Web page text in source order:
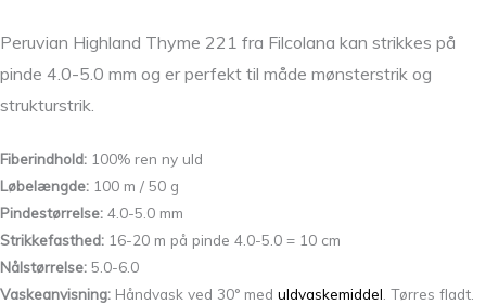
Peruvian Highland Thyme 221 fra Filcolana kan strikkes på
pinde 4.0-5.0 mm og er perfekt til måde mønsterstrik og
strukturstrik.
Fiberindhold: 100% ren ny uld
Løbelængde: 100 m / 50 g
Pindestørrelse: 4.0-5.0 mm
Strikkefasthed: 16-20 m på pinde 4.0-5.0 = 10 cm
Nålstørrelse: 5.0-6.0
Vaskeanvisning: Håndvask ved 30° med uldvaskemiddel . Tørres fladt.